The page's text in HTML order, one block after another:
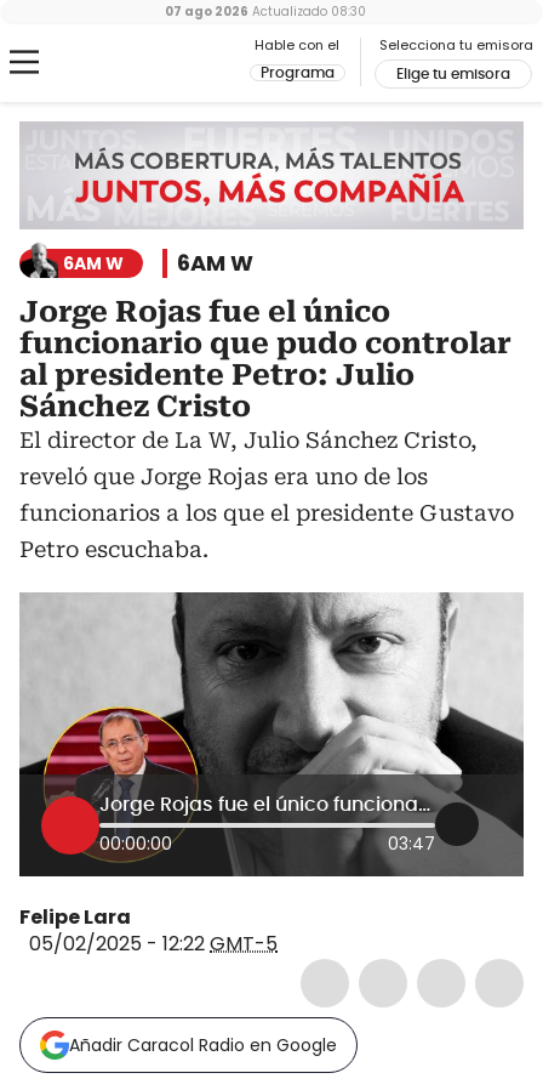
Hable con el
Programa
Selecciona tu emisora
Elige tu emisora
07 ago 2026 Actualizado 08:30
6AM W 6AM W
Jorge Rojas fue el único
funcionario que pudo controlar
al presidente Petro: Julio
Sánchez Cristo
El director de La W, Julio Sánchez Cristo,
reveló que Jorge Rojas era uno de los
funcionarios a los que el presidente Gustavo
Petro escuchaba.
Jorge Rojas fue el único funcionario que pudo controlar al presidente Petro: Julio Sánchez Cristo
00:00:00 03:47
Felipe Lara
05/02/2025 - 12:22GMT-5
Añadir Caracol Radio en Google